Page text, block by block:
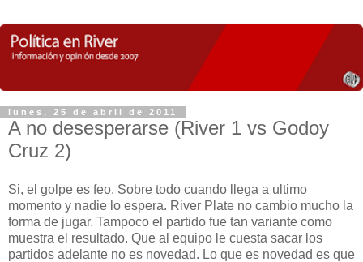
lunes, 25 de abril de 2011
A no desesperarse (River 1 vs Godoy
Cruz 2)
Si, el golpe es feo. Sobre todo cuando llega a ultimo
momento y nadie lo espera. River Plate no cambio mucho la
forma de jugar. Tampoco el partido fue tan variante como
muestra el resultado. Que al equipo le cuesta sacar los
partidos adelante no es novedad. Lo que es novedad es que